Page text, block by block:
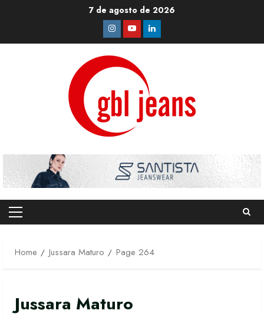
7 de agosto de 2026
Instagram
YoutubeLinkedin
Primary
Home
Jussara Maturo Page 264
Jussara Maturo